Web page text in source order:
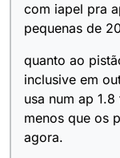
com iapel pra
pequenas de
quanto ao
inclusive em
usa num ap
menos que os
agora.